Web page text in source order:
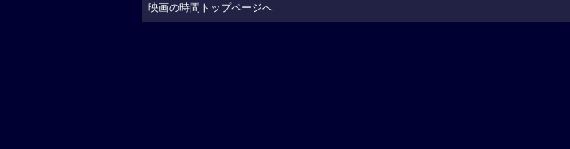
映画の時間トップページへ